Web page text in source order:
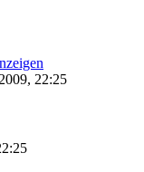
22:25